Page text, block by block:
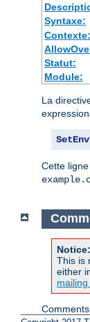
Syntaxe:
Contexte:
Statut:
Module:
La
Cette
Notice:
This is
either